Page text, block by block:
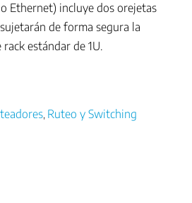
Ethernet) incluye dos orejetas
de forma segura la
estándar de 1U.
Ruteo y Switching